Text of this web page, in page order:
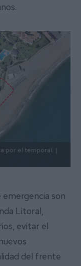
por el temporal. |
son
Litoral,
evitar el
del frente